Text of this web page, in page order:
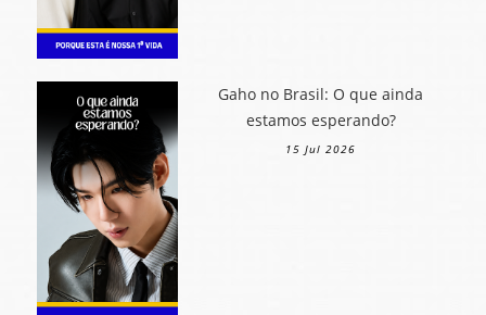
Gaho no Brasil: O que ainda
estamos esperando?
15 Jul 2026